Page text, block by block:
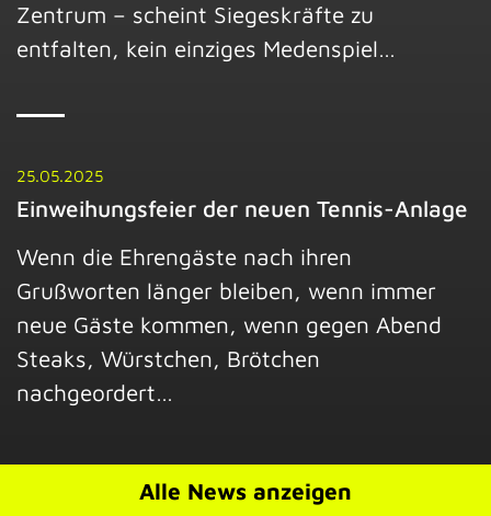
Zentrum – scheint Siegeskräfte zu
entfalten, kein einziges Medenspiel…
25.05.2025
Einweihungsfeier der neuen Tennis-Anlage
Wenn die Ehrengäste nach ihren
Grußworten länger bleiben, wenn immer
neue Gäste kommen, wenn gegen Abend
Steaks, Würstchen, Brötchen
nachgeordert…
Alle News anzeigen